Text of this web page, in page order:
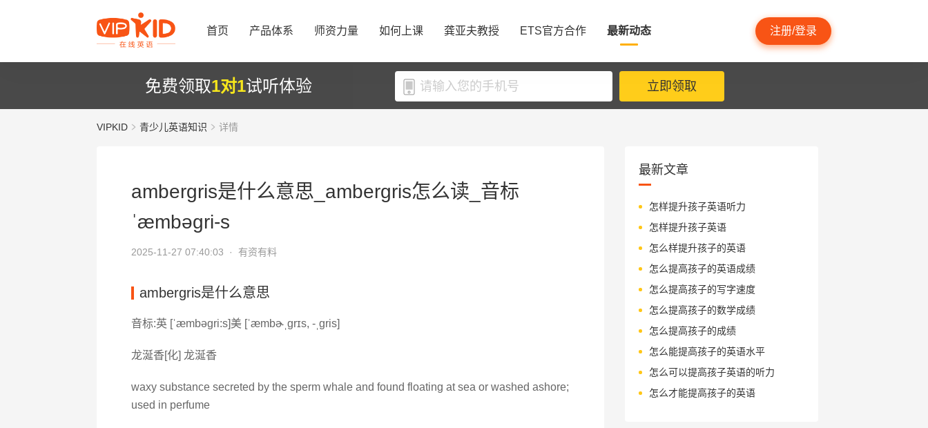
首页 产品体系 师资力量 如何上课 龚亚夫教授 ETS官方合作 最新动态 注册/登录
免费领取1对1试听体验 立即领取
VIPKID 青少儿英语知识 详情
ambergris是什么意思_ambergris怎么读_音标
ˈæmbəgri-s
2025-11-27 07:40:03 · 有资有料
ambergris是什么意思
音标:英 [ˈæmbəgri:s]美 [ˈæmbɚˌɡrɪs, -ˌɡris]
龙涎香[化] 龙涎香
waxy substance secreted by the sperm whale and found floating at sea or washed ashore;
used in perfume
最新文章
怎样提升孩子英语听力
怎样提升孩子英语
怎么样提升孩子的英语
怎么提高孩子的英语成绩
怎么提高孩子的写字速度
怎么提高孩子的数学成绩
怎么提高孩子的成绩
怎么能提高孩子的英语水平
怎么可以提高孩子英语的听力
怎么才能提高孩子的英语